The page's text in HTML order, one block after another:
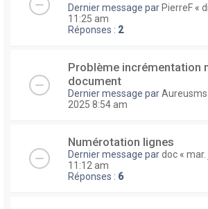
Dernier message parPierreF «
11:25 am
Réponses : 2
Problème incrémentation
document
Dernier message parAureusms
2025 8:54 am
Numérotation lignes
Dernier message pardoc « mar.
11:12 am
Réponses : 6